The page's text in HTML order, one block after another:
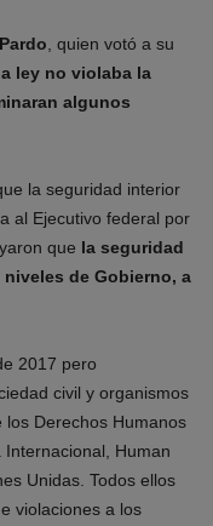
, quien votó a su
ley no violaba la
algunos
la seguridad interior
al Ejecutivo federal por
que la seguridad
de Gobierno, a
2017 pero
civil y organismos
los Derechos Humanos
Human
Unidas. Todos ellos
violaciones a los